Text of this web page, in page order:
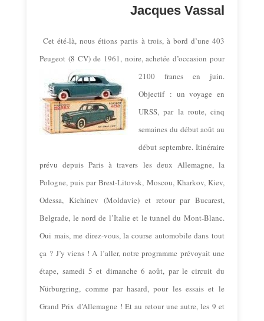
Jacques Vassal
Cet été-là, nous étions partis à trois, à bord d’une 403
Peugeot (8 CV) de 1961, noire, achetéed’occasion pour
2100 francs en juin.
Objectif : un voyage en
URSS, par la route, cinq
semaines du début août au
début septembre. Itinéraire
prévu depuis Paris à travers les deux Allemagne, la
Pologne, puis par Brest-Litovsk, Moscou, Kharkov, Kiev,
Odessa, Kichinev(Moldavie) et retour par Bucarest,
Belgrade, le nord de l’Italie et le tunnel du Mont-Blanc.
Oui mais, me direz-vous, la course automobile dans tout
ça ? J’y viens ! A l’aller, notre programme prévoyait une
étape, samedi 5 et dimanche 6 août, par le circuit du
Nürburgring, comme par hasard, pour les essais et le
Grand Prix d’Allemagne ! Et au retour une autre, les 9 et